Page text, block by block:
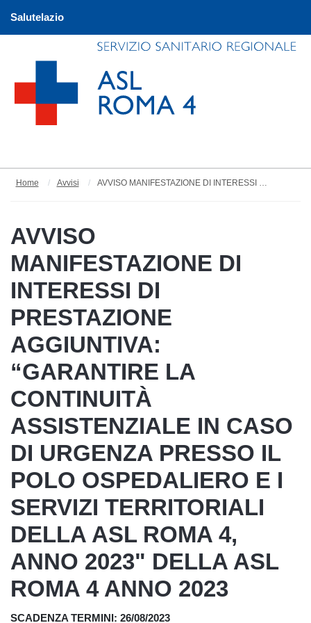
Salutelazio
Home Avvisi AVVISO MANIFESTAZIONE DI INTERESSI DI PRESTAZIONE AGGIUNTIVA: “GARANTIRE LA CONTINUITÀ ASSISTENZIALE IN CASO DI URGENZA PRESSO IL POLO OSPEDALIERO E I SERVIZI TERRITORIALI DELLA ASL ROMA 4, ANNO 2023" DELLA ASL ROMA 4 ANNO 2023.
AVVISO
MANIFESTAZIONE DI
INTERESSI DI
PRESTAZIONE
AGGIUNTIVA:
“GARANTIRE LA
CONTINUITÀ
ASSISTENZIALE IN CASO
DI URGENZA PRESSO IL
POLO OSPEDALIERO E I
SERVIZI TERRITORIALI
DELLA ASL ROMA 4,
ANNO 2023" DELLA ASL
ROMA 4 ANNO 2023
SCADENZA TERMINI: 26/08/2023